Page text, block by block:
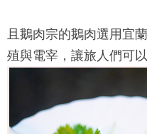
且 鵝肉宗的鵝肉選用宜
殖與電宰，讓旅人們可